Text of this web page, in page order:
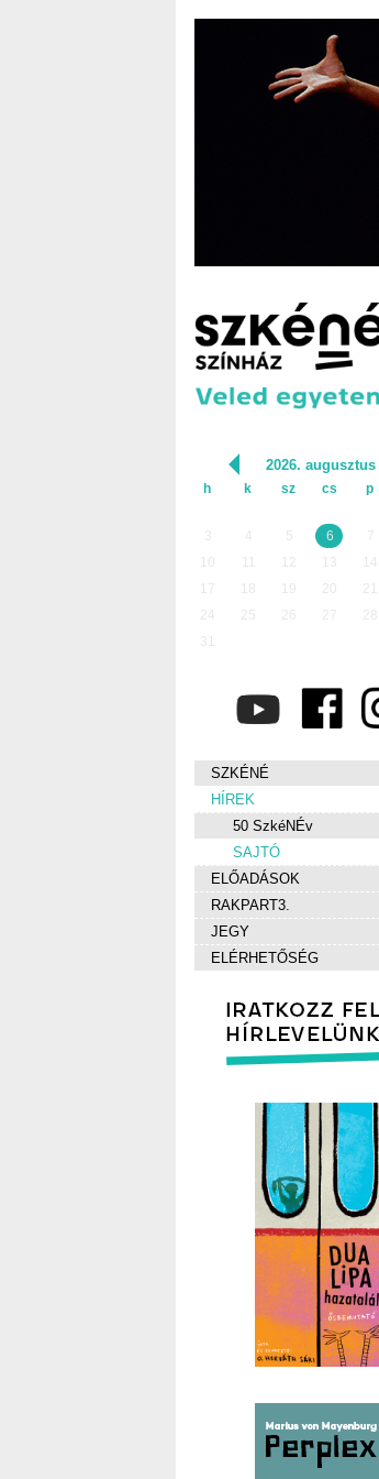
2026. augusztus
h k sz cs p
3
5 6 7
12 13
17
19 20 21
24
25 26 27 28
31
SZKÉNÉ
HÍREK
50 SzkéNÉv
SAJTÓ
ELŐADÁSOK
RAKPART3.
JEGY
ELÉRHETŐSÉG